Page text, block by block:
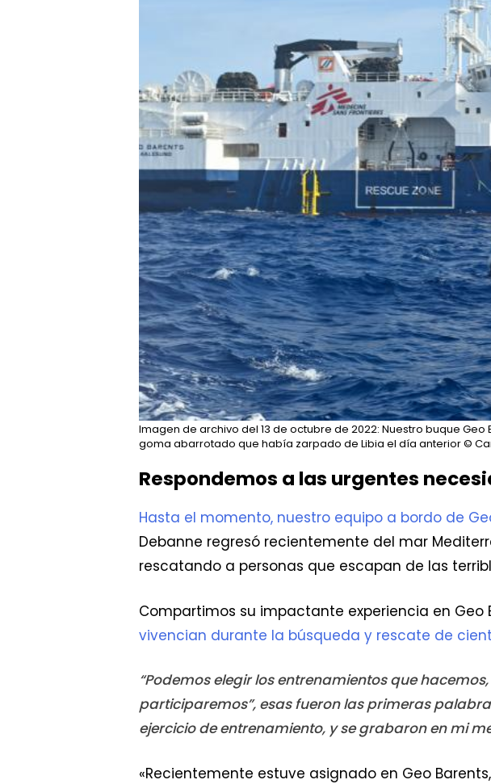
Imagen de archivo del 13 de octubre de 2022: Nuestro buque
goma abarrotado que había zarpado de Libia el día anterior©
Respondemos a las urgentes
Hasta el momento, nuestro equipo a bordo de
Debanne regresó recientemente del mar
rescatando a personas que escapan de las
Compartimos su impactante experiencia en
vivencian durante la búsqueda y rescate de
“Podemos elegir los entrenamientos que
participaremos”, esas fueron las primeras
ejercicio de entrenamiento, y se grabaron en mi
«Recientemente estuve asignado en Geo